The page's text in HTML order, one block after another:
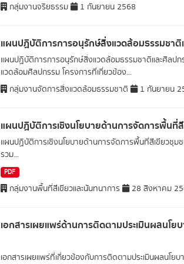
กลุ่มงานจริยธรรม 1 กันยายน 2568
แผนปฏิบัติการการอนุรักษ์สิ่งแวดล้อมธรรมชาติ
แผนปฏิบัติการการอนุรักษ์สิ่งแวดล้อมธรรมชาติและศิลป
แวดล้อมศิลปกรรม โครงการที่เกี่ยวข้อง...
กลุ่มงานจัดการสิ่งแวดล้อมธรรมชาติ
1 กันยายน
แผนปฏิบัติการเชิงนโยบายด้านการจัดการพื้นที่
แผนปฏิบัติการเชิงนโยบายด้านการจัดการพื้นที่สีเขียวชุ
รวม...
PDF
กลุ่มงานพื้นที่สีเขียวและนันทนาการ 28 สิงหาคม
เอกสารเผยแพร่ด้านการติดตามประเมินผลนโ
เอกสารเผยแพร่ที่เกี่ยวข้องกับการติดตามประเมินผลนโย